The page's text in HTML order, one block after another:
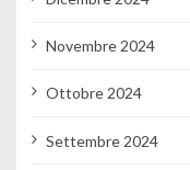
Novembre 2024
Ottobre 2024
Settembre 2024